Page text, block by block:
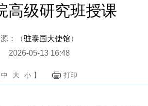
高级研究班授课
：（驻泰国大使馆）
2026-05-13 16:48
中 大 小 】 打印